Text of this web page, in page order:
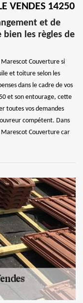
VENDES 14250
et de
les règles de
Couverture si
et toiture selon les
dans le cadre de vos
et son entourage, cette
toutes vos demandes
compétent. Dans
Couverture car